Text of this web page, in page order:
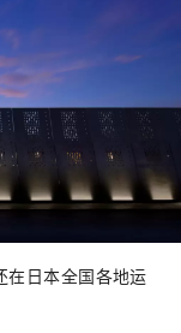
在日本全国各地运